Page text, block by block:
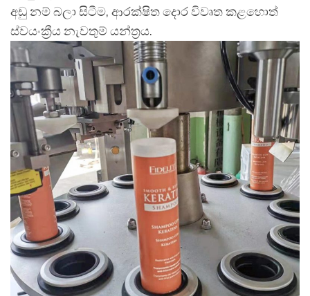
අඩු නම් බලා සිටීම, ආරක්ෂිත දොර විවෘත කළහොත්
ස්වයංක්‍රීය නැවතුම් යන්ත්‍රය.